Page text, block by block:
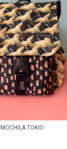
MOCHILA TOKIO